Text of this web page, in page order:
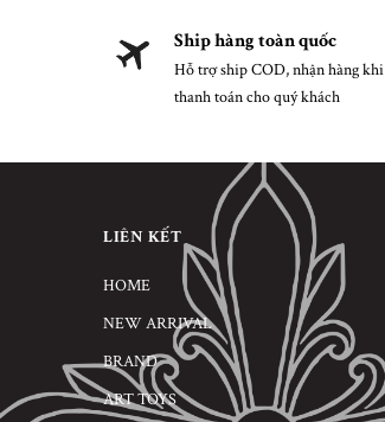
Ship hàng toàn quốc
Hỗ trợ ship COD, nhận hàng khi
thanh toán cho quý khách
LIÊN KẾT
HOME
NEW ARRIVAL
BRAND
ART TOYS